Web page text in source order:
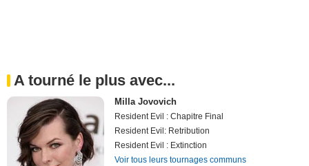
A tourné le plus avec...
Milla Jovovich
Resident Evil : Chapitre Final
Resident Evil: Retribution
Resident Evil : Extinction
Voir tous leurs tournages communs